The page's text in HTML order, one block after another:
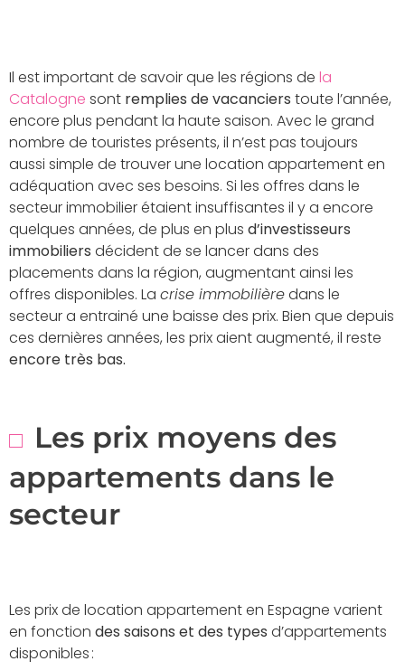
Il est important de savoir que les régions de la
Catalogne sont remplies de vacanciers toute l’année,
encore plus pendant la haute saison. Avec le grand
nombre de touristes présents, il n’est pas toujours
aussi simple de trouver une location appartement en
adéquation avec ses besoins. Si les offres dans le
secteur immobilier étaient insuffisantes il y a encore
quelques années, de plus en plus d’investisseurs
immobiliers décident de se lancer dans des
placements dans la région, augmentant ainsi les
offres disponibles. La crise immobilièredans le
secteur a entrainé une baisse des prix. Bien que depuis
ces dernières années, les prix aient augmenté, il reste
encore très bas.
Les prix moyens des
appartements dans le
secteur
Les prix de location appartement en Espagne varient
en fonction des saisons et des types d’appartements
disponibles :